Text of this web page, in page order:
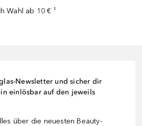
Wahl ab 10 € ¹
Newsletter und sicher dir
einlösbar auf den jeweils
über die neuesten Beauty-